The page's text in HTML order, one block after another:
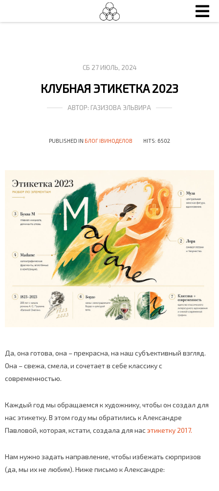
СБ 27 ИЮЛЬ, 2024
КЛУБНАЯ ЭТИКЕТКА 2023
АВТОР: ГАЗИЗОВА ЭЛЬВИРА
PUBLISHED IN БЛОГ IВИНОДЕЛОВ HITS: 6502
Да, она готова, она – прекрасна, на наш субъективный взгляд.
Она – свежа, смела, и сочетает в себе классику с
современностью.
Каждый год мы обращаемся к художнику, чтобы он создал для
нас этикетку. В этом году мы обратились к Александре
Павловой, которая, кстати, создала для нас этикетку 2017.
Нам нужно задать направление, чтобы избежать сюрпризов
(да, мы их не любим). Ниже письмо к Александре: